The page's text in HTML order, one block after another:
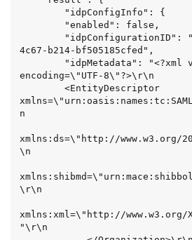
4c67-b214-bf505185cfed",
encoding=\"UTF-8\"?>\r\n
n
xmlns:ds=\"http://www.w3.org/
\n
\r\n
xmlns:xml=\"http://www.w3.org/
"\r\n